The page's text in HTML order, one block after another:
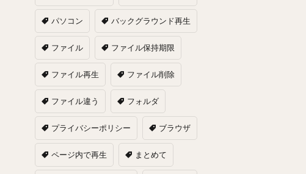
パソコン バックグラウンド再生
ファイル ファイル保持期限
ファイル再生 ファイル削除
ファイル違う フォルダ
プライバシーポリシー ブラウザ
ページ内で再生 まとめて